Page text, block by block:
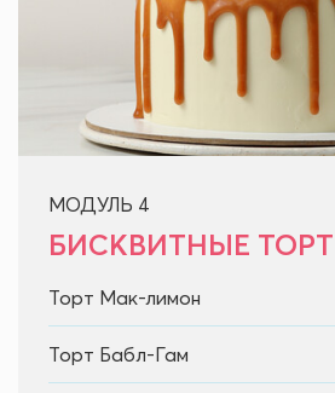
МОДУЛЬ 4
БИСКВИТНЫЕ
Торт Мак-лимон
Торт Бабл-Гам